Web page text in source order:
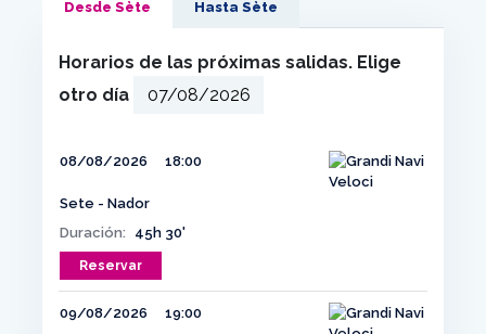
Desde Sète Hasta Sète
Horarios de las próximas salidas. Elige
otro día
08/08/2026 18:00
Sete - Nador
Duración:
45h 30'
Reservar
09/08/2026 19:00